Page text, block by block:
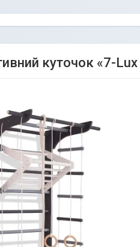
куточок «7-